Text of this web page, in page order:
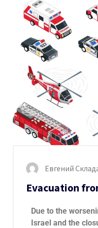
Евгений
Evacuation
Due to the
Israel and the